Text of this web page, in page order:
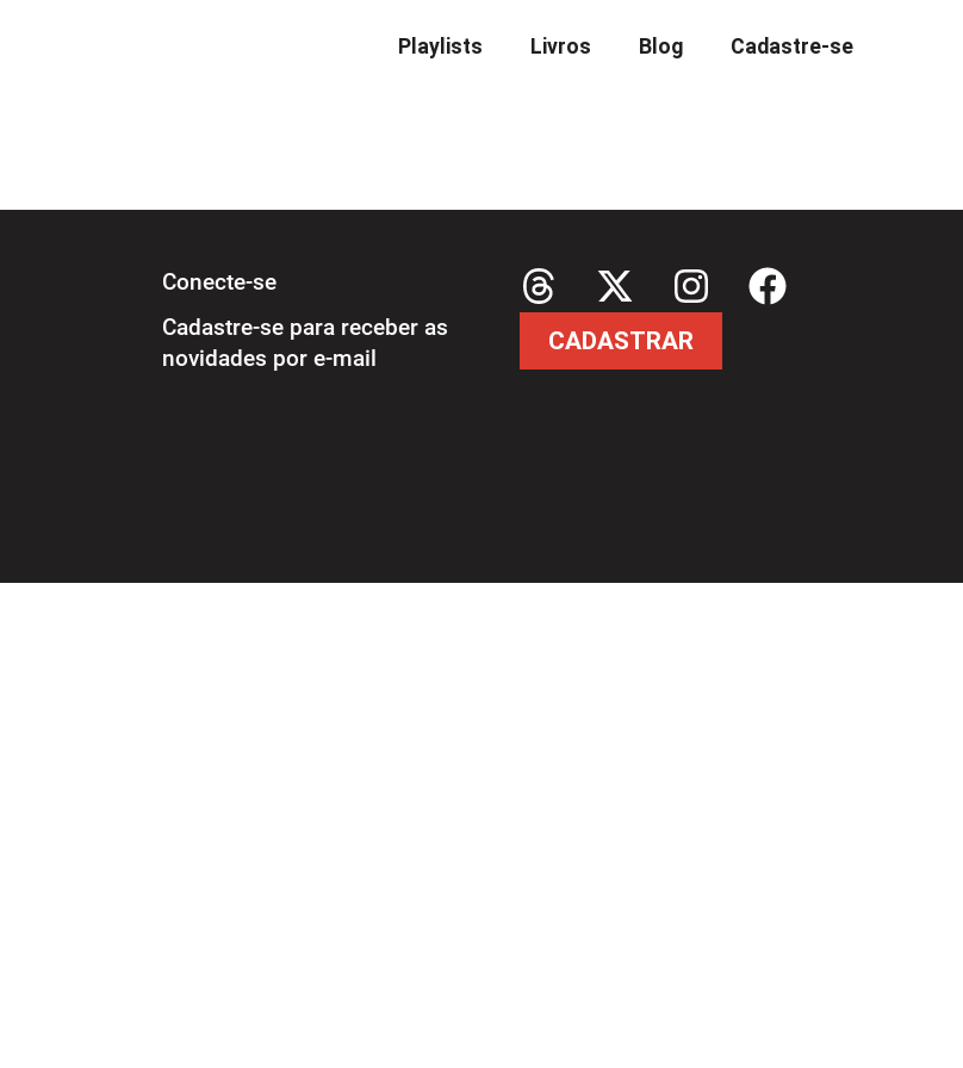
Playlists Livros Blog Cadastre-se
Conecte-se
Cadastre-se para receber as
novidades por e-mail
CADASTRAR